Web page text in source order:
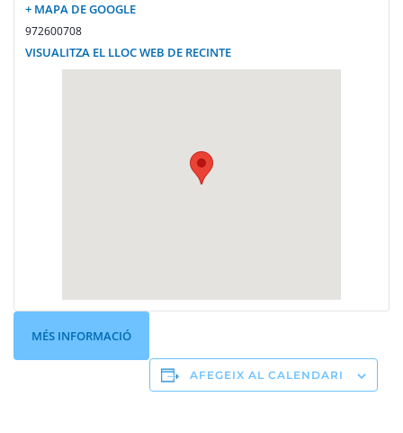
+ MAPA DE GOOGLE
972600708
VISUALITZA EL LLOC WEB DE RECINTE
MÉS INFORMACIÓ
AFEGEIX AL CALENDARI